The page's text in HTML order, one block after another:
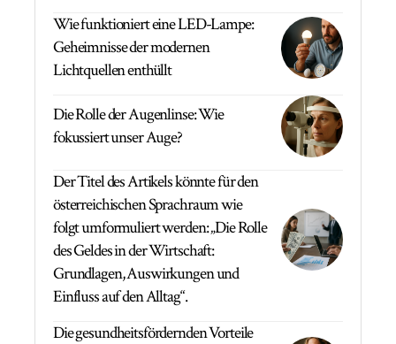
Wie funktioniert eine LED-Lampe:
Geheimnisse der modernen
Lichtquellen enthüllt
Die Rolle der Augenlinse: Wie
fokussiert unser Auge?
Der Titel des Artikels könnte für den
österreichischen Sprachraum wie
folgt umformuliert werden: „Die Rolle
des Geldes in der Wirtschaft:
Grundlagen, Auswirkungen und
Einfluss auf den Alltag“.
Die gesundheitsfördernden Vorteile